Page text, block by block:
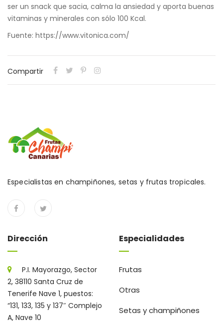
ser un snack que sacia, calma la ansiedad y aporta buenas
vitaminas y minerales con sólo 100 Kcal.
Fuente: https://www.vitonica.com/
Compartir
Especialistas en champiñones, setas y frutas tropicales.
Dirección
P.I. Mayorazgo, Sector
2, 38110 Santa Cruz de
Tenerife Nave 1, puestos:
“131, 133, 135 y 137″ Complejo
A, Nave 10
Especialidades
Frutas
Otras
Setas y champiñones